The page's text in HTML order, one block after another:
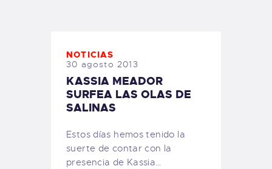
NOTICIAS
30 agosto 2013
KASSIA MEADOR
SURFEA LAS OLAS DE
SALINAS
Estos días hemos tenido la
suerte de contar con la
presencia de Kassia…